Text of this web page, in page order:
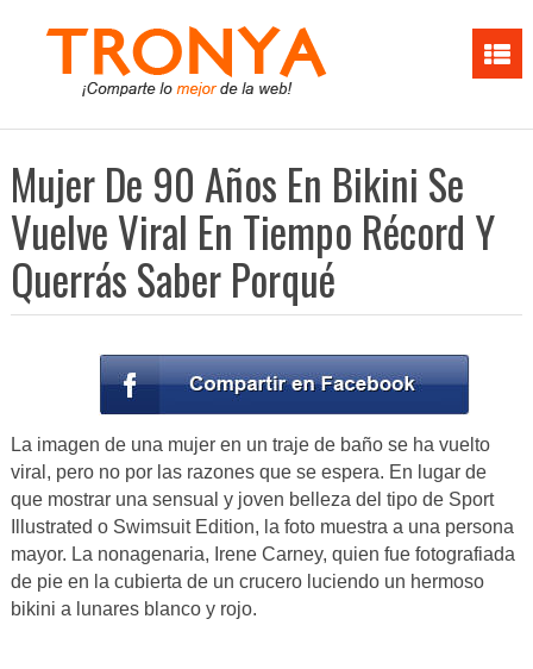
Mujer De 90 Años En Bikini Se
Vuelve Viral En Tiempo Récord Y
Querrás Saber Porqué
La imagen de una mujer en un traje de baño se ha vuelto
viral, pero no por las razones que se espera. En lugar de
que mostrar una sensual y joven belleza del tipo de Sport
Illustrated o Swimsuit Edition, la foto muestra a una persona
mayor. La nonagenaria, Irene Carney, quien fue fotografiada
de pie en la cubierta de un crucero luciendo un hermoso
bikini a lunares blanco y rojo.